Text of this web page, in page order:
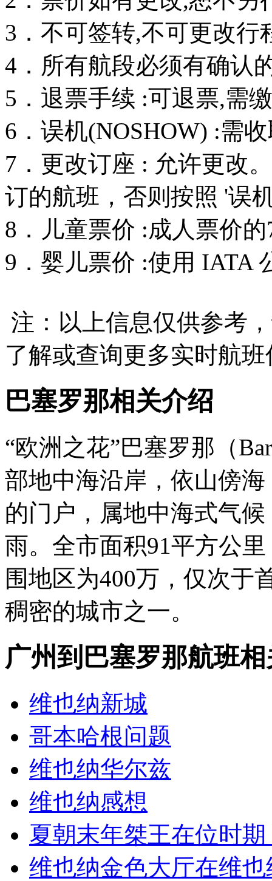
3．不可签转,不可更改行
4．所有航段必须有确认
5．退票手续 :可退票,需
6．误机(NOSHOW) :需
7．更改订座 : 允许更改
订的航班，否则按照 '误
8．儿童票价 :成人票价的
9．婴儿票价 :使用 IATA
注：以上信息仅供参考
了解或查询更多实时航
巴塞罗那相关介绍
“欧洲之花”巴塞罗那（
部地中海沿岸，依山傍
的门户，属地中海式气
雨。全市面积91平方公
围地区为400万，仅次于
稠密的城市之一。
广州到巴塞罗那航班
维也纳新城
哥本哈根问题
维也纳华尔兹
维也纳感想
夏朝末年桀王在位时
维也纳金色大厅在维